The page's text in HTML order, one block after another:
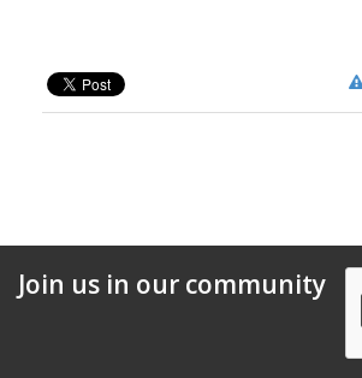
Join us in our community